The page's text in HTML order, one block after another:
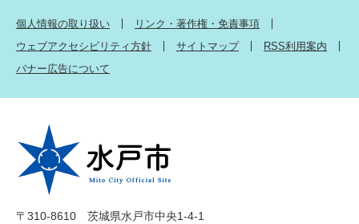
個人情報の取り扱い
リンク・著作権・免責事項
ウェブアクセシビリティ方針
サイトマップ
RSS利用案内
バナー広告について
〒310-8610 茨城県水戸市中央1-4-1